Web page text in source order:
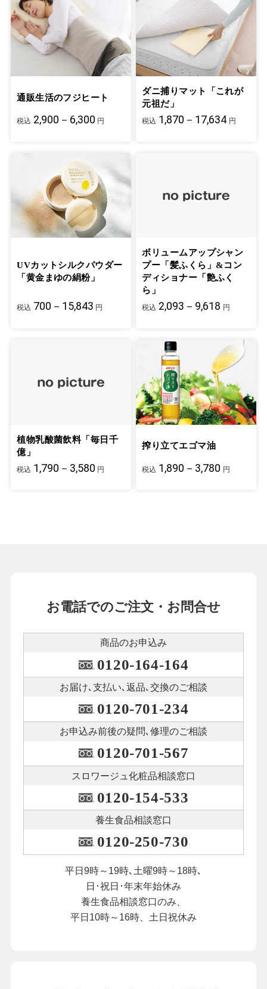
通販生活のフジヒート
税込 2,900－6,300 円
ダニ捕りマット「これが
元祖だ」
税込 1,870－17,634 円
UVカットシルクパウダー
「黄金まゆの絹粉」
税込 700－15,843 円
ボリュームアップシャン
プー「髪ふくら」&コン
ディショナー「艶ふく
ら」
税込 2,093－9,618 円
植物乳酸菌飲料「毎日千
億」
税込 1,790－3,580 円
搾り立てエゴマ油
税込 1,890－3,780 円
お電話でのご注文・お問合せ
商品のお申込み
0120-164-164
お届け､支払い､ 返品､交換のご相談
0120-701-234
お申込み前後の疑問､修理のご相談
0120-701-567
スロワージュ化粧品相談窓口
0120-154-533
養生食品相談窓口
0120-250-730
平日9時～19時､土曜9時～18時､
日･祝日･年末年始休み
養生食品相談窓口のみ、
平日10時～16時、土日祝休み